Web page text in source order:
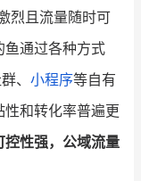
烈且流量随时可
鱼通过各种方式
、 小程序等自有
性和转化率普遍更
控性强，公域流量